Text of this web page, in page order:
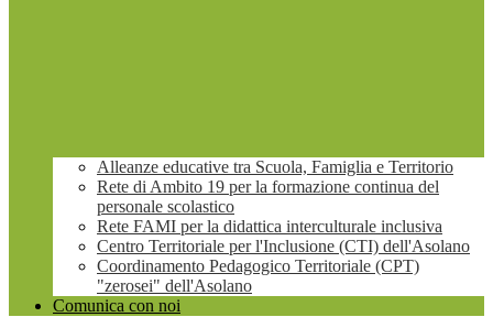
Alleanze educative tra Scuola, Famiglia e Territorio
Rete di Ambito 19 per la formazione continua del
personale scolastico
Rete FAMI per la didattica interculturale inclusiva
Centro Territoriale per l'Inclusione (CTI) dell'Asolano
Coordinamento Pedagogico Territoriale (CPT)
"zerosei" dell'Asolano
Comunica con noi